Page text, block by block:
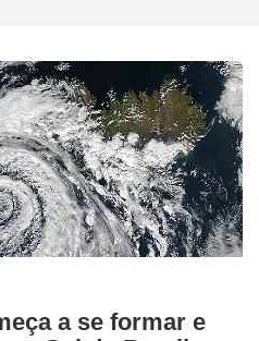
a se formar e